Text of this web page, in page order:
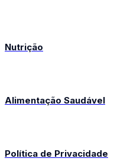
Nutrição
Alimentação Saudável
Política de Privacidade